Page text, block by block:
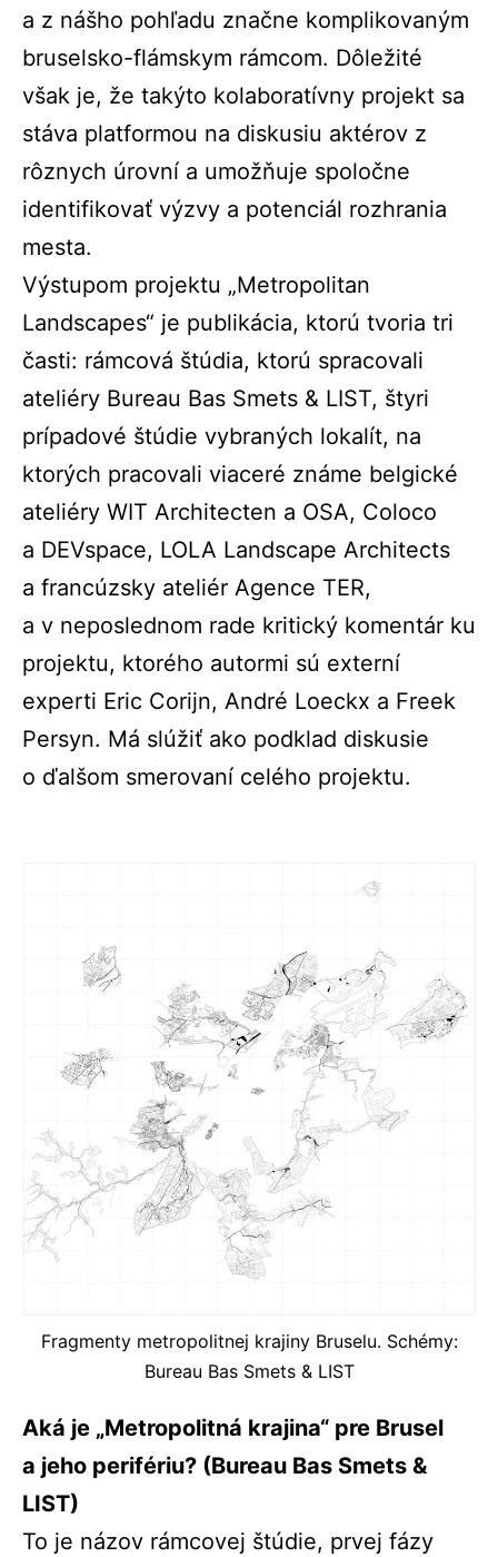
a z nášho pohľadu značne komplikovaným
bruselsko-flámskym rámcom. Dôležité
však je, že takýto kolaboratívny projekt sa
stáva platformou na diskusiu aktérov z
rôznych úrovní a umožňuje spoločne
identifikovať výzvy a potenciál rozhrania
mesta.
Výstupom projektu „Metropolitan
Landscapes“ je publikácia, ktorú tvoria tri
časti: rámcová štúdia, ktorú spracovali
ateliéry Bureau Bas Smets & LIST, štyri
prípadové štúdie vybraných lokalít, na
ktorých pracovali viaceré známe belgické
ateliéry WIT Architecten a OSA, Coloco
a DEVspace, LOLA Landscape Architects
a francúzsky ateliér Agence TER,
a v neposlednom rade kritický komentár ku
projektu, ktorého autormi sú externí
experti Eric Corijn, André Loeckx a Freek
Persyn. Má slúžiť ako podklad diskusie
o ďalšom smerovaní celého projektu.
Fragmenty metropolitnej krajiny Bruselu. Schémy:
Bureau Bas Smets & LIST
Aká je „Metropolitná krajina“ pre Brusel
a jeho perifériu? (Bureau Bas Smets &
LIST)
To je názov rámcovej štúdie, prvej fázy